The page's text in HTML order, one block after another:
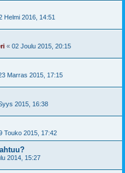
Helmi 2016, 14:51
« 02 Joulu 2015, 20:15
Marras 2015, 17:15
2015, 16:38
Touko 2015, 17:42
2014, 15:27